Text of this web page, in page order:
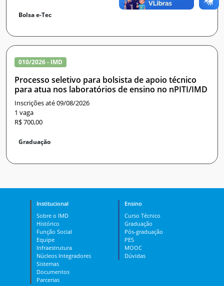
Bolsa e-Tec
010/2026 - IMD
Processo seletivo para bolsista de apoio técnico
para atua nos laboratórios de ensino no nPITI/IMD
Inscrições até 09/08/2026
1 vaga
R$ 700,00
Graduação
Institucional
Sobre o IMD
Histórico
Função Social
Equipe
Infraestrutura
Núcleos Integradores
Sistemas
Documentos
Parcerias
Ensino
Curso Técnico
Graduação
Pós-graduação
PES
MOOC
Dúvidas